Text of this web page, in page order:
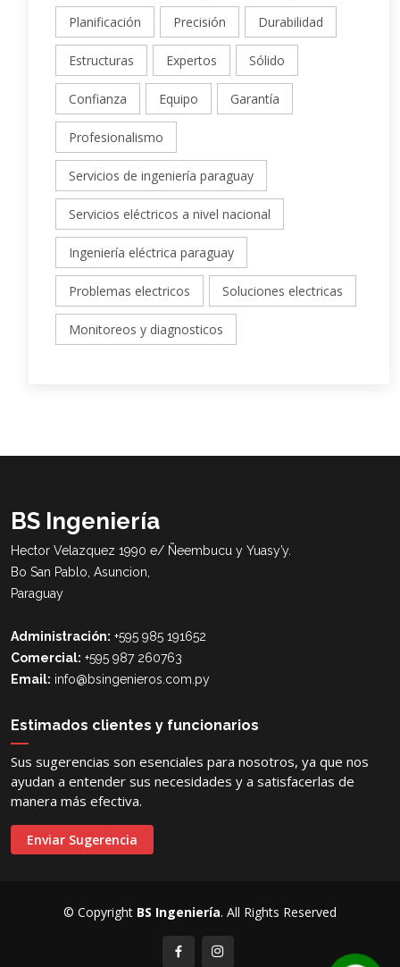
Planificación Precisión Durabilidad
Estructuras Expertos Sólido
Confianza Equipo Garantía
Profesionalismo
Servicios de ingeniería paraguay
Servicios eléctricos a nivel nacional
Ingeniería eléctrica paraguay
Problemas electricos Soluciones electricas
Monitoreos y diagnosticos
BS Ingeniería
Hector Velazquez 1990 e/ Ñeembucu y Yuasy’y.
Bo San Pablo, Asuncion,
Paraguay
Administración: +595 985 191652
Comercial: +595 987 260763
Email: info@bsingenieros.com.py
Estimados clientes y funcionarios
Sus sugerencias son esenciales para nosotros, ya que nos
ayudan a entender sus necesidades y a satisfacerlas de
manera más efectiva.
Enviar Sugerencia
© Copyright BS Ingeniería. All Rights Reserved